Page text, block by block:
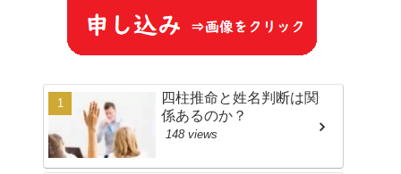
四柱推命と姓名判断は関
係あるのか？
148 views